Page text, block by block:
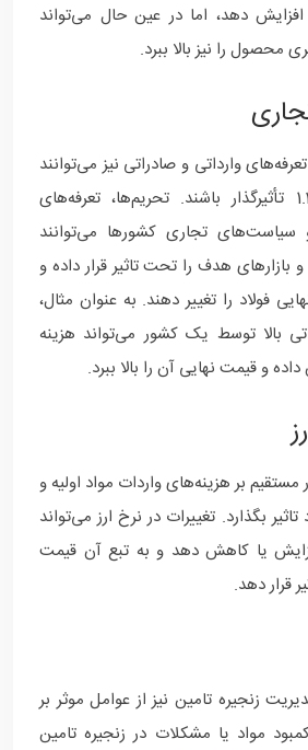
افزایش دهد، اما در عین حال می‌تواند
محصول را نیز بالا ببرد.
وارداتی و صادراتی نیز می‌توانند
بر قیمت فولاد 1.2510 تأثیرگذار باشند. تحریم‌ها، تعرفه‌های
سیاست‌های تجاری کشورها می‌توانند
بازارهای هدف را تحت تاثیر قرار داده و
فولاد را تغییر دهند. به عنوان مثال،
بالا توسط یک کشور می‌تواند هزینه
و قیمت نهایی آن را بالا ببرد.
مستقیم بر هزینه‌های واردات مواد اولیه و
بگذارد. تغییرات در نرخ ارز می‌تواند
یا کاهش دهد و به تبع آن قیمت
قرار دهد.
زنجیره تامین نیز از عوامل موثر بر
مواد یا مشکلات در زنجیره تامین